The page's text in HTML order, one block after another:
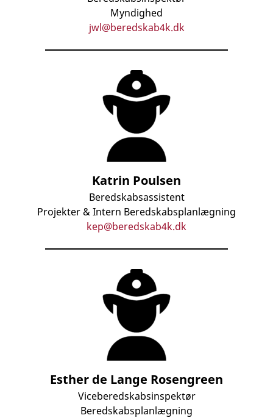
Myndighed
jwl@beredskab4k.dk
Katrin Poulsen
Beredskabsassistent
Projekter & Intern Beredskabsplanlægning
kep@beredskab4k.dk
Esther de Lange Rosengreen
Viceberedskabsinspektør
Beredskabsplanlægning